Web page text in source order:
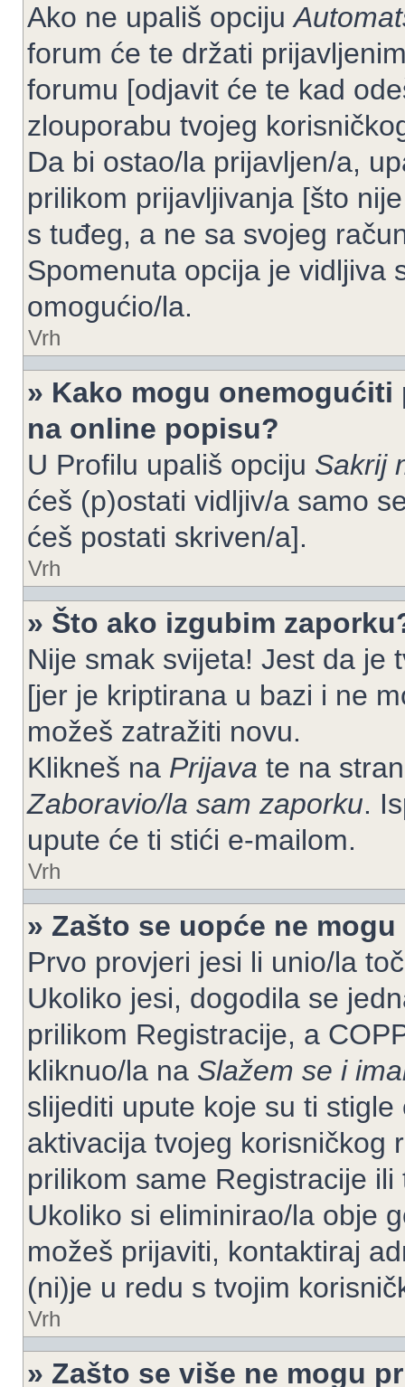
Ako ne upališ opciju
forum će te držati
forumu [odjavit će te kad
zlouporabu tvojeg
Da bi ostao/la prijavljen/a,
prilikom prijavljivanja [što
s tuđeg, a ne sa svojeg
Spomenuta opcija je vidljiva
omogućio/la.
Vrh
» Kako mogu
na online popisu?
U Profilu upališ opciju Sakrij
ćeš (p)ostati vidljiv/a samo
ćeš postati skriven/a].
Vrh
» Što ako izgubim
Nije smak svijeta! Jest da je
[jer je kriptirana u bazi i ne
možeš zatražiti novu.
Klikneš na Prijava te na
Zaboravio/la sam zaporku.
upute će ti stići e-mailom.
Vrh
» Zašto se uopće ne
Prvo provjeri jesi li unio/la
Ukoliko jesi, dogodila se
prilikom Registracije, a
kliknuo/la na Slažem se i
slijediti upute koje su ti
aktivacija tvojeg korisničkog
prilikom same Registracije
Ukoliko si eliminirao/la obje
možeš prijaviti, kontaktiraj
(ni)je u redu s tvojim
Vrh
» Zašto se više ne mogu